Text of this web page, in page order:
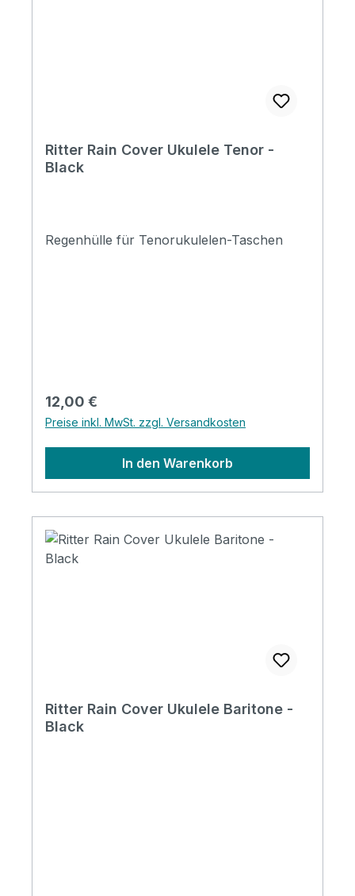
Ritter Rain Cover Ukulele Tenor -
Black
Regenhülle für Tenorukulelen-Taschen
Regulärer Preis:
12,00 €
Preise inkl. MwSt. zzgl. Versandkosten
In den Warenkorb
Ritter Rain Cover Ukulele Baritone -
Black